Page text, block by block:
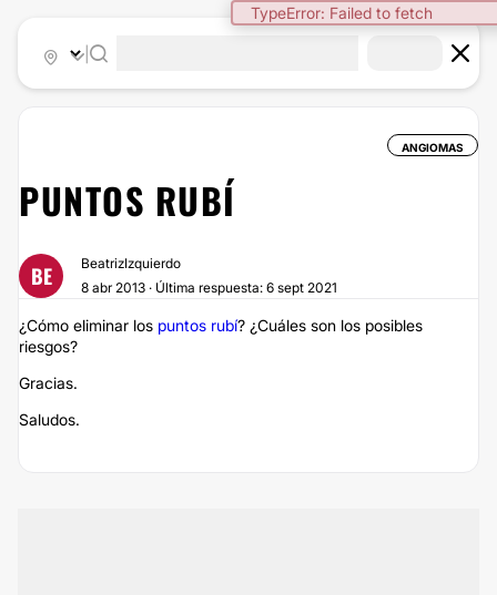
TypeError: Failed to fetch
ANGIOMAS
PUNTOS RUBÍ
BE
BeatrizIzquierdo
8 abr 2013 · Última respuesta: 6 sept 2021
¿Cómo eliminar los puntos rubí? ¿Cuáles son los posibles
riesgos?
Gracias.
Saludos.